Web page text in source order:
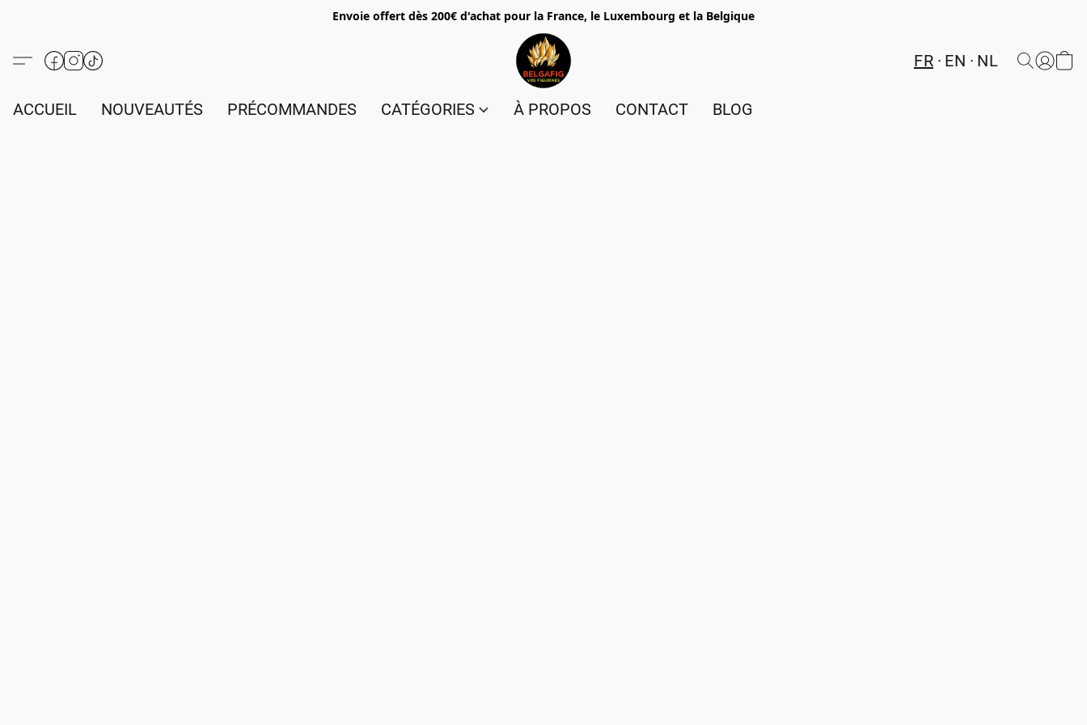
Envoie offert dès 200€ d'achat pour la France, le Luxembourg et la Belgique
FR EN NL
ACCUEIL NOUVEAUTÉS PRÉCOMMANDES CATÉGORIES À PROPOS CONTACT BLOG